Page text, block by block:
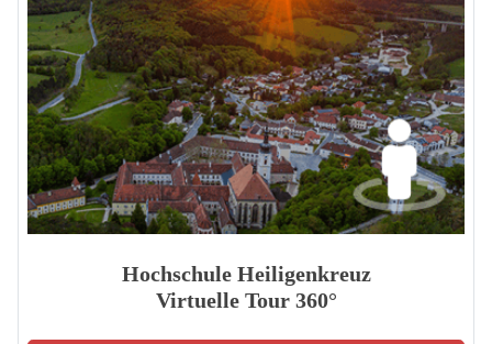
Hochschule Heiligenkreuz
Virtuelle Tour 360°